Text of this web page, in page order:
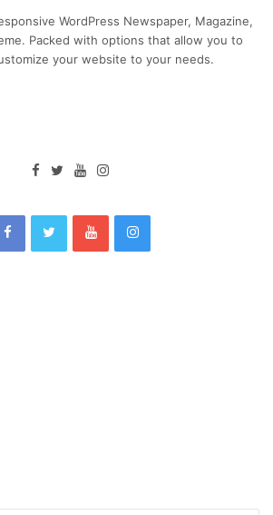
WordPress Newspaper, Magazine,
Packed with options that allow you to
your website to your needs.